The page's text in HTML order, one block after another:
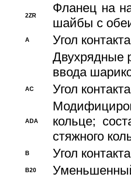
2ZR
Фланец на
шайбы с
A
Угол
Двухрядные
ввода
AC Угол
ADA
кольце;
стяжного
B Угол
B20